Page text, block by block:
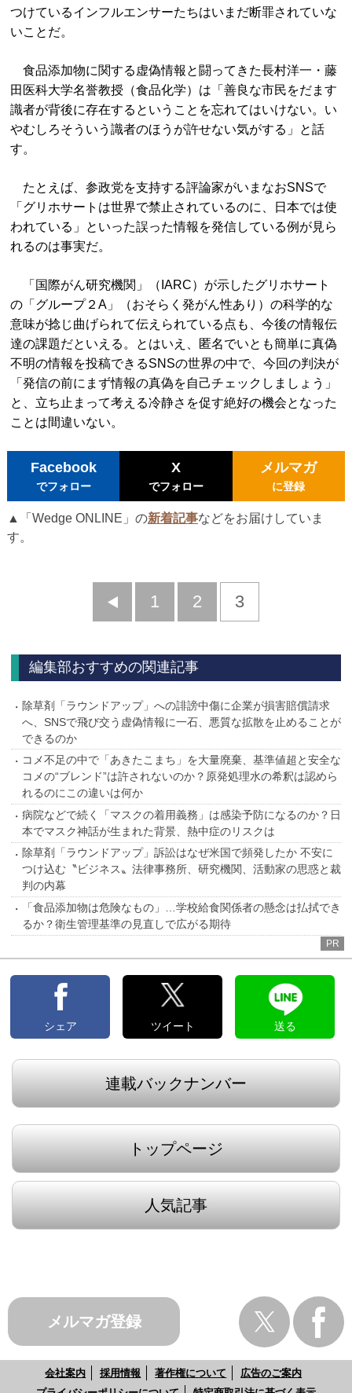
つけているインフルエンサーたちはいまだ断罪されていな
いことだ。
食品添加物に関する虚偽情報と闘ってきた長村洋一・藤
田医科大学名誉教授（食品化学）は「善良な市民をだます
識者が背後に存在するということを忘れてはいけない。い
やむしろそういう識者のほうが許せない気がする」と話
す。
たとえば、参政党を支持する評論家がいまなおSNSで
「グリホサートは世界で禁止されているのに、日本では使
われている」といった誤った情報を発信している例が見ら
れるのは事実だ。
「国際がん研究機関」（IARC）が示したグリホサート
の「グループ２A」（おそらく発がん性あり）の科学的な
意味が捻じ曲げられて伝えられている点も、今後の情報伝
達の課題だといえる。とはいえ、匿名でいとも簡単に真偽
不明の情報を投稿できるSNSの世界の中で、今回の判決が
「発信の前にまず情報の真偽を自己チェックしましょう」
と、立ち止まって考える冷静さを促す絶好の機会となった
ことは間違いない。
Facebook
でフォロー
X
でフォロー
メルマガ
に登録
▲「Wedge ONLINE」の新着記事などをお届けしていま
す。
前
1 2 3
編集部おすすめの関連記事
除草剤「ラウンドアップ」への誹謗中傷に企業が損害賠償請求
へ、SNSで飛び交う虚偽情報に一石、悪質な拡散を止めることが
できるのか
コメ不足の中で「あきたこまち」を大量廃棄、基準値超と安全な
コメの“ブレンド”は許されないのか？原発処理水の希釈は認めら
れるのにこの違いは何か
病院などで続く「マスクの着用義務」は感染予防になるのか？日
本でマスク神話が生まれた背景、熱中症のリスクは
除草剤「ラウンドアップ」訴訟はなぜ米国で頻発したか 不安に
つけ込む〝ビジネス〟法律事務所、研究機関、活動家の思惑と裁
判の内幕
「食品添加物は危険なもの」…学校給食関係者の懸念は払拭でき
るか？衛生管理基準の見直しで広がる期待
PR
シェア ツイート 送る
連載バックナンバー
トップページ
人気記事
メルマガ登録
会社案内 採用情報 著作権について
広告のご案内